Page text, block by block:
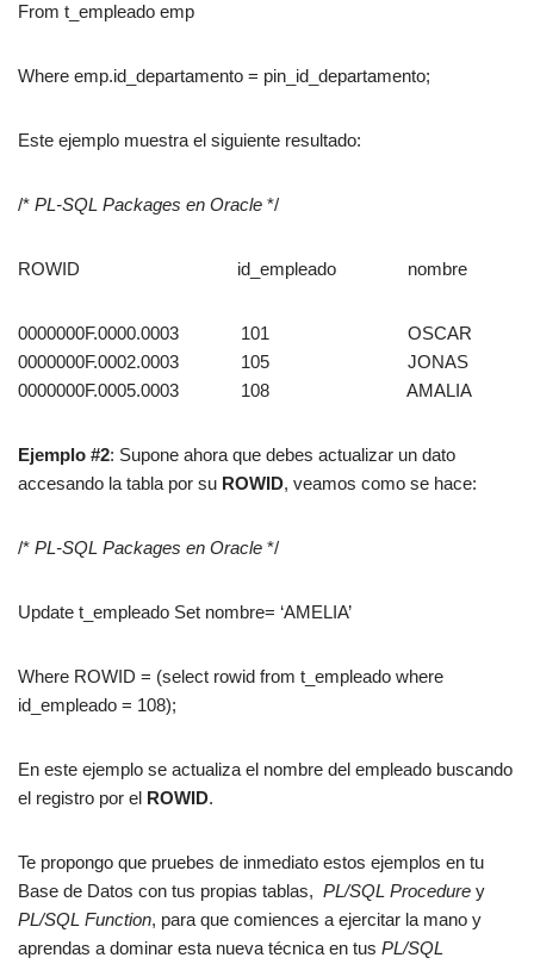
From t_empleado emp
Where emp.id_departamento = pin_id_departamento;
Este ejemplo muestra el siguiente resultado:
/* PL-SQL Packages en Oracle */
ROWID id_empleado nombre
0000000F.0000.0003 101 OSCAR
0000000F.0002.0003 105 JONAS
0000000F.0005.0003 108 AMALIA
Ejemplo #2: Supone ahora que debes actualizar un dato
accesando la tabla por su ROWID, veamos como se hace:
/* PL-SQL Packages en Oracle */
Update t_empleado Set nombre= ‘AMELIA’
Where ROWID = (select rowid from t_empleado where
id_empleado = 108);
En este ejemplo se actualiza el nombre del empleado buscando
el registro por el ROWID.
Te propongo que pruebes de inmediato estos ejemplos en tu
Base de Datos con tus propias tablas, PL/SQL Procedure y
PL/SQL Function, para que comiences a ejercitar la mano y
aprendas a dominar esta nueva técnica en tus PL/SQL